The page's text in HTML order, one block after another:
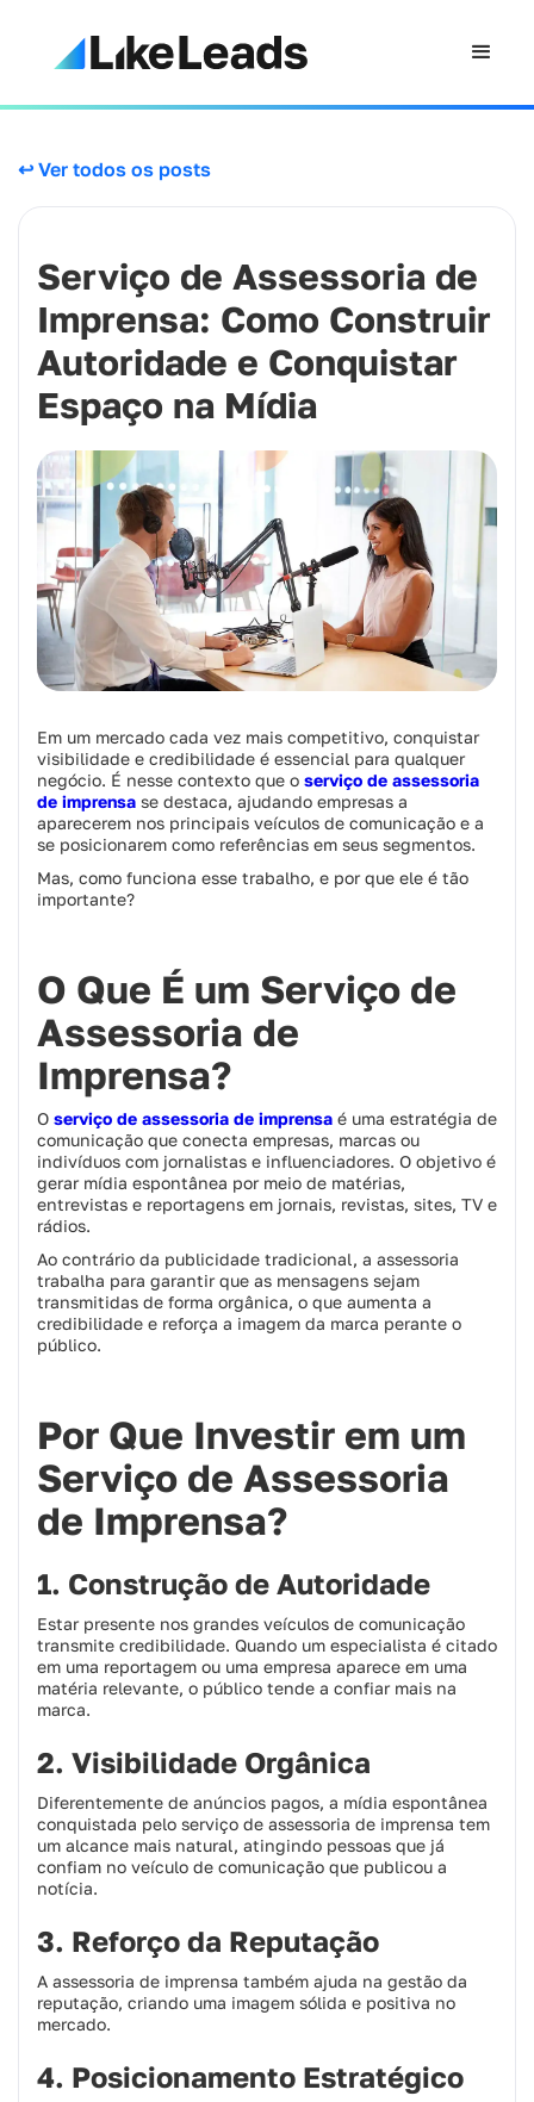
↩ Ver todos os posts
Serviço de Assessoria de
Imprensa: Como Construir
Autoridade e Conquistar
Espaço na Mídia
Em um mercado cada vez mais competitivo, conquistar
visibilidade e credibilidade é essencial para qualquer
negócio. É nesse contexto que o serviço de assessoria
de imprensa se destaca, ajudando empresas a
aparecerem nos principais veículos de comunicação e a
se posicionarem como referências em seus segmentos.
Mas, como funciona esse trabalho, e por que ele é tão
importante?
O Que É um Serviço de
Assessoria de
Imprensa?
O serviço de assessoria de imprensa é uma estratégia de
comunicação que conecta empresas, marcas ou
indivíduos com jornalistas e influenciadores. O objetivo é
gerar mídia espontânea por meio de matérias,
entrevistas e reportagens em jornais, revistas, sites, TV e
rádios.
Ao contrário da publicidade tradicional, a assessoria
trabalha para garantir que as mensagens sejam
transmitidas de forma orgânica, o que aumenta a
credibilidade e reforça a imagem da marca perante o
público.
Por Que Investir em um
Serviço de Assessoria
de Imprensa?
1. Construção de Autoridade
Estar presente nos grandes veículos de comunicação
transmite credibilidade. Quando um especialista é citado
em uma reportagem ou uma empresa aparece em uma
matéria relevante, o público tende a confiar mais na
marca.
2. Visibilidade Orgânica
Diferentemente de anúncios pagos, a mídia espontânea
conquistada pelo serviço de assessoria de imprensa tem
um alcance mais natural, atingindo pessoas que já
confiam no veículo de comunicação que publicou a
notícia.
3. Reforço da Reputação
A assessoria de imprensa também ajuda na gestão da
reputação, criando uma imagem sólida e positiva no
mercado.
4. Posicionamento Estratégico